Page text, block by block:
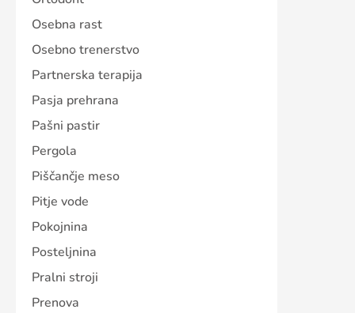
Osebna rast
Osebno trenerstvo
Partnerska terapija
Pasja prehrana
Pašni pastir
Pergola
Piščančje meso
Pitje vode
Pokojnina
Posteljnina
Pralni stroji
Prenova